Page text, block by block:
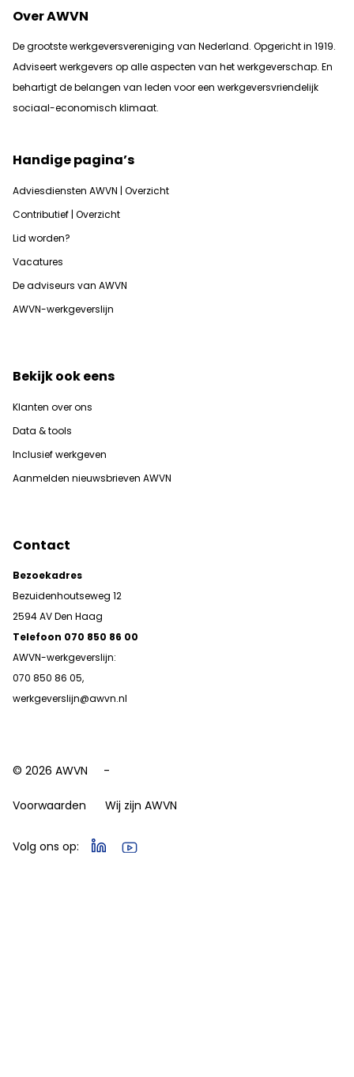
Over AWVN
De grootste werkgeversvereniging van Nederland. Opgericht in 1919.
Adviseert werkgevers op alle aspecten van het werkgeverschap. En
behartigt de belangen van leden voor een werkgeversvriendelijk
sociaal-economisch klimaat.
Handige pagina’s
Adviesdiensten AWVN | Overzicht
Contributief | Overzicht
Lid worden?
Vacatures
De adviseurs van AWVN
AWVN-werkgeverslijn
Bekijk ook eens
Klanten over ons
Data & tools
Inclusief werkgeven
Aanmelden nieuwsbrieven AWVN
Contact
Bezoekadres
Bezuidenhoutseweg 12
2594 AV Den Haag
Telefoon 070 850 86 00
AWVN-werkgeverslijn:
070 850 86 05,
werkgeverslijn@awvn.nl
© 2026 AWVN
Voorwaarden Wij zijn AWVN
Volg ons op: